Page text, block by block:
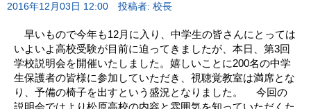
2016年12月03日 12:00 投稿者: 校長
早いもので今年も12月に入り、中学生の皆さんにとっては
いよいよ高校受験が目前に迫ってきましたが、本日、第3回
学校説明会を開催いたしました。嬉しいことに200名の中学
生保護者の皆様に参加していただき、視聴覚教室は満席とな
り、予備の椅子を出すという盛況となりました。 今回の
説明会ではより松原高校の内容と雰囲気を知っていただくた